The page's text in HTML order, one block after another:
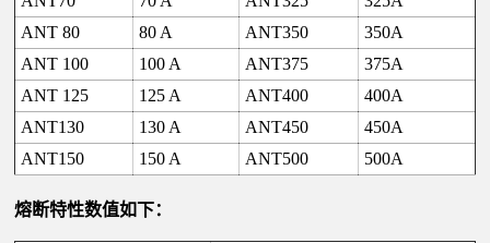
ANT 80
80 A ANT350
350A
ANT 100
100 A ANT375
375A
ANT 125
125 A ANT400
400A
ANT130
130 A ANT450
450A
ANT150
150 A ANT500 500A
熔断特性数值如下：